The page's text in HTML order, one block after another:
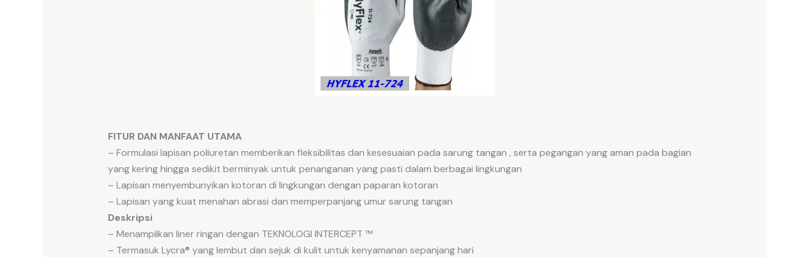
FITUR DAN MANFAAT UTAMA
– Formulasi lapisan poliuretan memberikan fleksibilitas dan kesesuaian pada sarung tangan , serta pegangan yang aman pada bagian
yang kering hingga sedikit berminyak untuk penanganan yang pasti dalam berbagai lingkungan
– Lapisan menyembunyikan kotoran di lingkungan dengan paparan kotoran
– Lapisan yang kuat menahan abrasi dan memperpanjang umur sarung tangan
Deskripsi
– Menampilkan liner ringan dengan TEKNOLOGI INTERCEPT ™
– Termasuk Lycra® yang lembut dan sejuk di kulit untuk kenyamanan sepanjang hari